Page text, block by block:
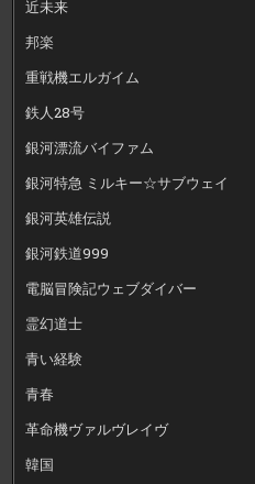
近未来
邦楽
重戦機エルガイム
鉄人28号
銀河漂流バイファム
銀河特急 ミルキー☆サブウェイ
銀河英雄伝説
銀河鉄道999
電脳冒険記ウェブダイバー
霊幻道士
青い経験
青春
革命機ヴァルヴレイヴ
韓国